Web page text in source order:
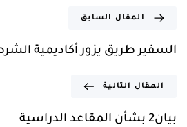
المقال السابق
السفير طريق يزور أكاديمية
المقال التالية
بيان2 بشأن المقاعد الدراسية